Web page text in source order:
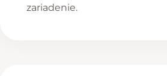
zariadenie.